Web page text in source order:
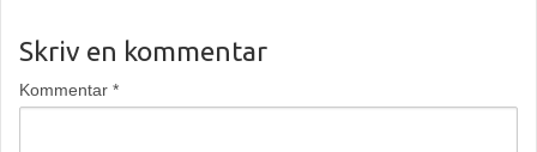
Skriv en kommentar
Kommentar *